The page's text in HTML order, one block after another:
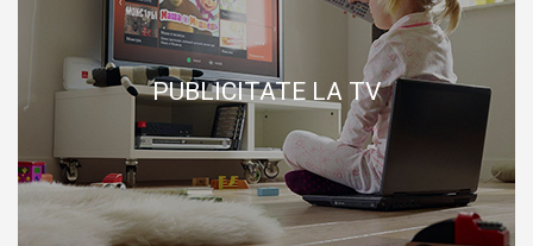
PUBLICITATE LA TV
PUBLICITATE LA TV